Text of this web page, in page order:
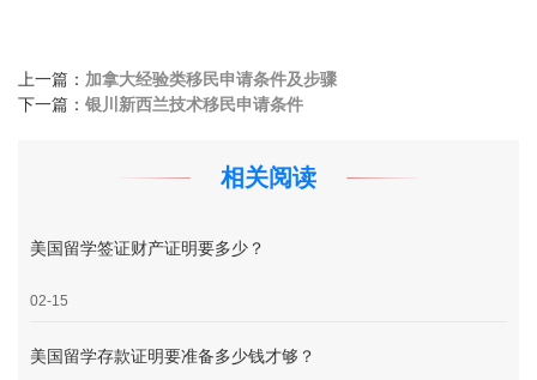
上一篇： 加拿大经验类移民申请条件及步骤
下一篇： 银川新西兰技术移民申请条件
相关阅读
美国留学签证财产证明要多少？
02-15
美国留学存款证明要准备多少钱才够？